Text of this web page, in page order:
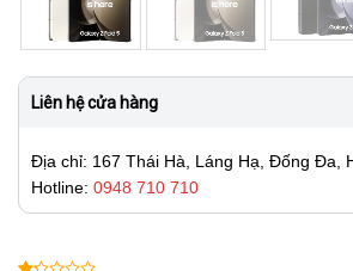
Liên hệ cửa hàng
Địa chỉ: 167 Thái Hà, Láng Hạ, Đống Đa,
Hotline: 0948 710 710